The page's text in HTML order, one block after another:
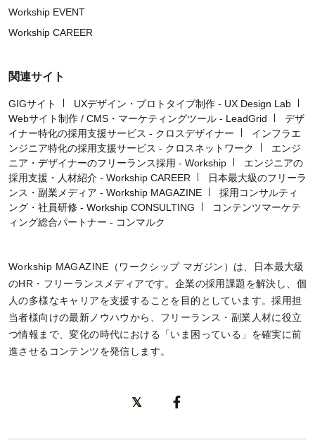
Workship EVENT
Workship CAREER
関連サイト
GIGサイト
UXデザイン・プロトタイプ制作 - UX Design Lab
Webサイト制作 / CMS・マーケティングツール - LeadGrid
デザ
イナー特化の採用支援サービス - クロスデザイナー
インフラエ
ンジニア特化の採用支援サービス - クロスネットワーク
エンジ
ニア・デザイナーのフリーランス採用 - Workship
エンジニアの
採用支援・人材紹介 - Workship CAREER
日本最大級のフリーラ
ンス・副業メディア - Workship MAGAZINE
採用コンサルティ
ング・社員研修 - Workship CONSULTING
コンテンツマーケテ
ィング総合パートナー - コンマルク
Workship MAGAZINE（ワークシップ マガジン）は、日本最大級
のHR・フリーランスメディアです。企業の採用課題を解決し、個
人の多様なキャリアを支援することを目的としています。採用担
当者様向けの最新ノウハウから、フリーランス・副業人材に役立
つ情報まで、変化の時代における「いま困っている」を確実に前
進させるコンテンツを発信します。